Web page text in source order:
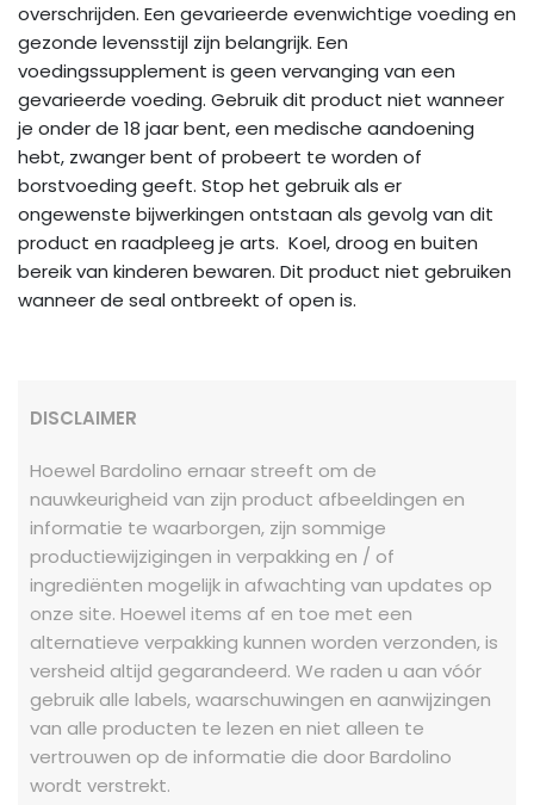
overschrijden. Een gevarieerde evenwichtige voeding en
gezonde levensstijl zijn belangrijk. Een
voedingssupplement is geen vervanging van een
gevarieerde voeding. Gebruik dit product niet wanneer
je onder de 18 jaar bent, een medische aandoening
hebt, zwanger bent of probeert te worden of
borstvoeding geeft. Stop het gebruik als er
ongewenste bijwerkingen ontstaan als gevolg van dit
product en raadpleeg je arts. Koel, droog en buiten
bereik van kinderen bewaren. Dit product niet gebruiken
wanneer de seal ontbreekt of open is.
DISCLAIMER
Hoewel Bardolino ernaar streeft om de
nauwkeurigheid van zijn product afbeeldingen en
informatie te waarborgen, zijn sommige
productiewijzigingen in verpakking en / of
ingrediënten mogelijk in afwachting van updates op
onze site. Hoewel items af en toe met een
alternatieve verpakking kunnen worden verzonden, is
versheid altijd gegarandeerd. We raden u aan vóór
gebruik alle labels, waarschuwingen en aanwijzingen
van alle producten te lezen en niet alleen te
vertrouwen op de informatie die door Bardolino
wordt verstrekt.